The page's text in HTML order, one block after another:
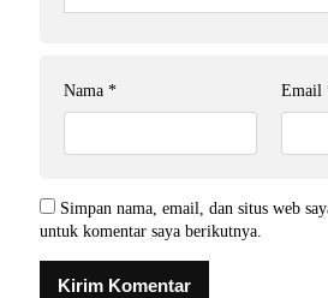
Nama * Email
Simpan nama, email, dan situs web
untuk komentar saya berikutnya.